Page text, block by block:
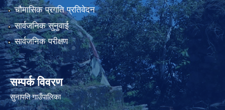
चौमासिक प्रगति प्रतिवेदन
सार्वजनिक सुनुवाई
सार्वजनिक परीक्षण
सम्पर्क विवरण
सुनापति गाउँपालिका